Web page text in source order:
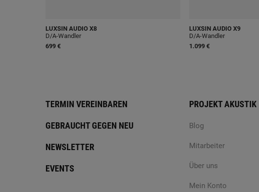
LUXSIN AUDIO X8
D/A-Wandler
699 €
LUXSIN AUDIO X9
D/A-Wandler
1.099 €
TERMIN VEREINBAREN
GEBRAUCHT GEGEN NEU
NEWSLETTER
EVENTS
PROJEKT AKUSTIK
Blog
Mitarbeiter
Über uns
Mein Konto